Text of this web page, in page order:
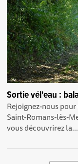
Sortie vél'eau :
Rejoignez-nous
Saint-Romans-lès-
vous découvrirez la...